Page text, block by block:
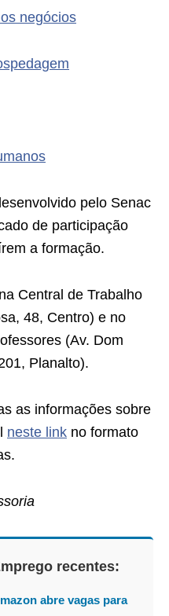
negócios
pelo Senac
de participação
a formação.
Central de Trabalho
48, Centro) e no
(Av. Dom
Planalto).
as informações sobre
neste link no formato
recentes:
abre vagas para